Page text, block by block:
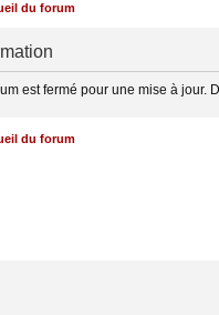
du forum
est fermé pour une mise à jour.
du forum